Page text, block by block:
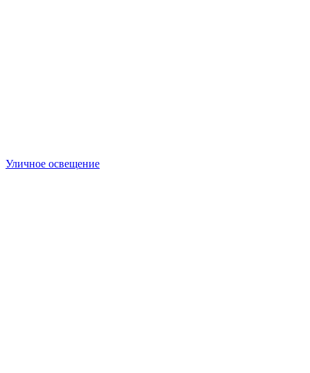
Уличное освещение